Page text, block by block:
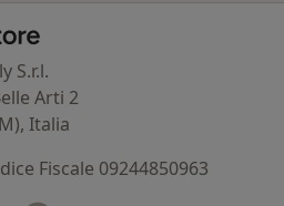
S.r.l.
Arti 2
Italia
Fiscale 09244850963